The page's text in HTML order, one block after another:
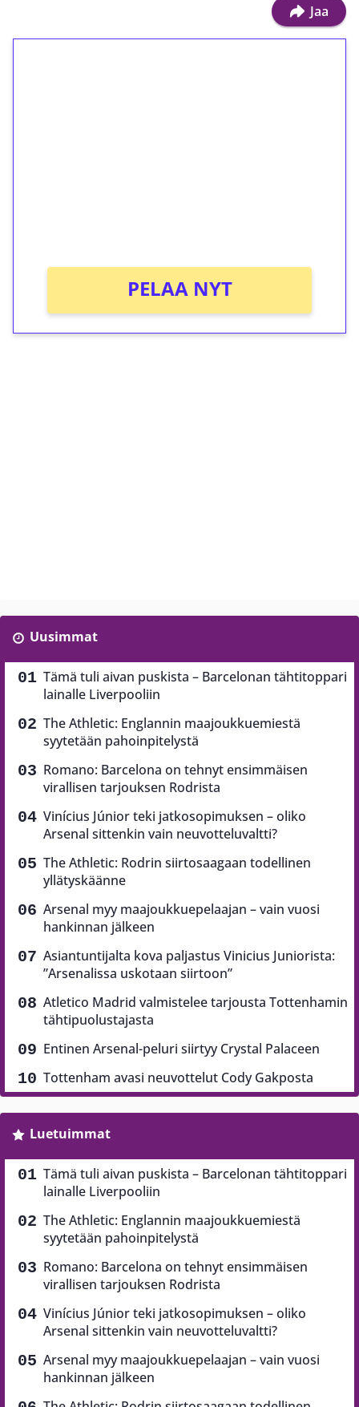
Jaa
PELAA NYT
Uusimmat
Tämä tuli aivan puskista – Barcelonan tähtitoppari
lainalle Liverpooliin
The Athletic: Englannin maajoukkuemiestä
syytetään pahoinpitelystä
Romano: Barcelona on tehnyt ensimmäisen
virallisen tarjouksen Rodrista
Vinícius Júnior teki jatkosopimuksen – oliko
Arsenal sittenkin vain neuvotteluvaltti?
The Athletic: Rodrin siirtosaagaan todellinen
yllätyskäänne
Arsenal myy maajoukkuepelaajan – vain vuosi
hankinnan jälkeen
Asiantuntijalta kova paljastus Vinicius Juniorista:
”Arsenalissa uskotaan siirtoon”
Atletico Madrid valmistelee tarjousta Tottenhamin
tähtipuolustajasta
Entinen Arsenal-peluri siirtyy Crystal Palaceen
Tottenham avasi neuvottelut Cody Gakposta
Luetuimmat
Tämä tuli aivan puskista – Barcelonan tähtitoppari
lainalle Liverpooliin
The Athletic: Englannin maajoukkuemiestä
syytetään pahoinpitelystä
Romano: Barcelona on tehnyt ensimmäisen
virallisen tarjouksen Rodrista
Vinícius Júnior teki jatkosopimuksen – oliko
Arsenal sittenkin vain neuvotteluvaltti?
Arsenal myy maajoukkuepelaajan – vain vuosi
hankinnan jälkeen